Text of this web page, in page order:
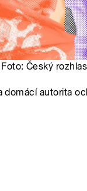
Český rozhlas
domácí autorita